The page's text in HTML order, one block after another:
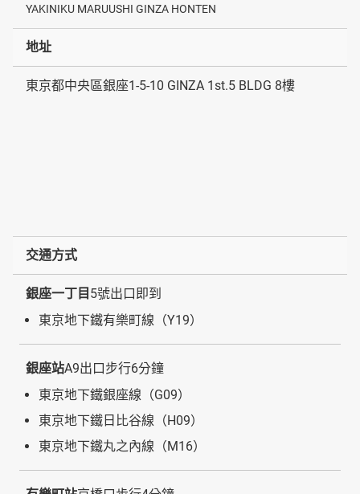
YAKINIKU MARUUSHI GINZA HONTEN
地址
東京都中央區銀座1-5-10 GINZA 1st.5 BLDG 8樓
交通方式
銀座一丁目 5號出口即到
東京地下鐵有樂町線（Y19）
銀座站A9出口步行6分鐘
東京地下鐵銀座線（G09）
東京地下鐵日比谷線（H09）
東京地下鐵丸之內線（M16）